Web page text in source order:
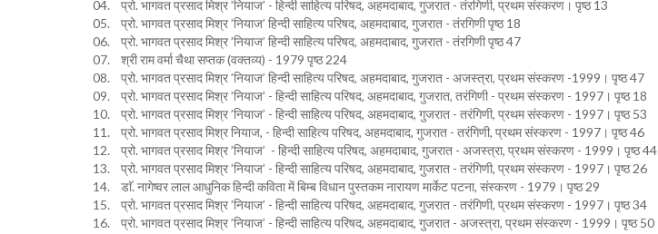
04. प्रो. भागवत प्रसाद मिश्र ’नियाज’ - हिन्दी साहित्य परिषद, अहमदाबाद, गुजरात - तंरगिणी, प्रथम संस्करण। पृष्ठ 13
05. प्रो. भागवत प्रसाद मिश्र ’नियाज’ हिन्दी साहित्य परिषद, अहमदाबाद, गुजरात - तंरगिणी पृष्ठ 18
06. प्रो. भागवत प्रसाद मिश्र ’नियाज’ हिन्दी साहित्य परिषद, अहमदाबाद, गुजरात - तंरगिणी पृष्ठ 47
07. श्री राम वर्मा चैथा सप्तक (वक्तव्य) - 1979 पृष्ठ 224
08. प्रो. भागवत प्रसाद मिश्र ’नियाज’ हिन्दी साहित्य परिषद, अहमदाबाद, गुजरात - अजस्त्रा, प्रथम संस्करण -1999। पृष्ठ 47
09. प्रो. भागवत प्रसाद मिश्र ’नियाज’ - हिन्दी साहित्य परिषद, अहमदाबाद, गुजरात, तरंगिणी - प्रथम संस्करण - 1997। पृष्ठ 18
10. प्रो. भागवत प्रसाद मिश्र ’नियाज’ - हिन्दी साहित्य परिषद, अहमदाबाद, गुजरात - तरंगिणी, प्रथम संस्करण - 1997। पृष्ठ 53
11. प्रो. भागवत प्रसाद मिश्र नियाज, - हिन्दी साहित्य परिषद, अहमदाबाद, गुजरात - तरंगिणी, प्रथम संस्करण - 1997। पृष्ठ 46
12. प्रो. भागवत प्रसाद मिश्र ’नियाज’ - हिन्दी साहित्य परिषद, अहमदाबाद, गुजरात - अजस्त्रा, प्रथम संस्करण - 1999। पृष्ठ 44
13. प्रो. भागवत प्रसाद मिश्र ’नियाज’ - हिन्दी साहित्य परिषद, अहमदाबाद, गुजरात - तरंगिणी, प्रथम संस्करण - 1997। पृष्ठ 26
14. डाॅ. नागेष्वर लाल आधुनिक हिन्दी कविता में बिम्ब विधान पुस्तकम नारायण मार्केट पटना, संस्करण - 1979। पृष्ठ 29
15. प्रो. भागवत प्रसाद मिश्र ’नियाज’ - हिन्दी साहित्य परिषद, अहमदाबाद, गुजरात - तरंगिणी, प्रथम संस्करण - 1997। पृष्ठ 34
16. प्रो. भागवत प्रसाद मिश्र ’नियाज’ - हिन्दी साहित्य परिषद, अहमदाबाद, गुजरात - अजस्त्रा, प्रथम संस्करण - 1999। पृष्ठ 50